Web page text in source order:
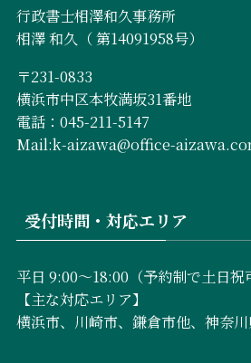
行政書士相澤和久事務所
相澤 和久（ 第14091958号）
〒231-0833
横浜市中区本牧満坂31番地
電話：045-211-5147
Mail:k-aizawa@office-
受付時間・対応エリア
平日 9:00〜18:00（予約制で土日祝
【主な対応エリア】
横浜市、川崎市、鎌倉市他、神奈川